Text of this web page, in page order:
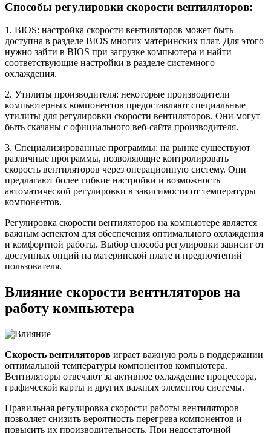
Способы регулировки скорости вентиляторов:
1. BIOS: настройка скорости вентиляторов может быть
доступна в разделе BIOS многих материнских плат. Для этого
нужно зайти в BIOS при загрузке компьютера и найти
соответствующие настройки в разделе системного
охлаждения.
2. Утилиты производителя: некоторые производители
компьютерных компонентов предоставляют специальные
утилиты для регулировки скорости вентиляторов. Они могут
быть скачаны с официального веб-сайта производителя.
3. Специализированные программы: на рынке существуют
различные программы, позволяющие контролировать
скорость вентиляторов через операционную систему. Они
предлагают более гибкие настройки и возможность
автоматической регулировки в зависимости от температуры
компонентов.
Регулировка скорости вентиляторов на компьютере является
важным аспектом для обеспечения оптимального охлаждения
и комфортной работы. Выбор способа регулировки зависит от
доступных опций на материнской плате и предпочтений
пользователя.
Влияние скорости вентиляторов на
работу компьютера
Скорость вентиляторов играет важную роль в поддержании
оптимальной температуры компонентов компьютера.
Вентиляторы отвечают за активное охлаждение процессора,
графической карты и других важных элементов системы.
Правильная регулировка скорости работы вентиляторов
позволяет снизить вероятность перегрева компонентов и
повысить их производительность. При недостаточной